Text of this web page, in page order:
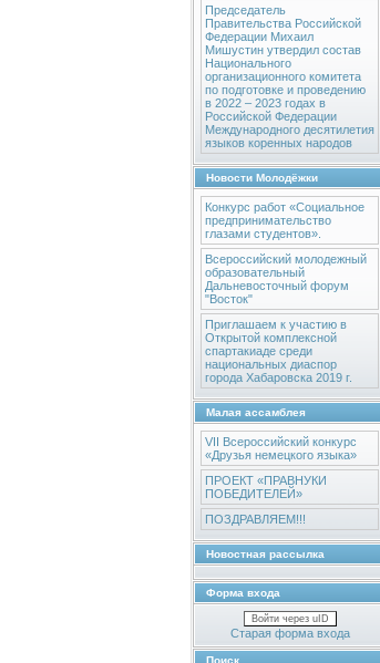
Председатель
Правительства Российской
Федерации Михаил
Мишустин утвердил состав
Национального
организационного комитета
по подготовке и проведению
в 2022 – 2023 годах в
Российской Федерации
Международного десятилетия
языков коренных народов
Новости Молодёжки
Конкурс работ «Социальное
предпринимательство
глазами студентов».
Всероссийский молодежный
образовательный
Дальневосточный форум
"Восток"
Приглашаем к участию в
Открытой комплексной
спартакиаде среди
национальных диаспор
города Хабаровска 2019 г.
Малая ассамблея
VII Всероссийский конкурс
«Друзья немецкого языка»
ПРОЕКТ «ПРАВНУКИ
ПОБЕДИТЕЛЕЙ»
ПОЗДРАВЛЯЕМ!!!
Новостная рассылка
Форма входа
Войти через uID
Старая форма входа
Поиск